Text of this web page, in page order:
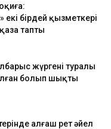
бірдей қызметкері
тапты
жүргені туралы
болып шықты
алғаш рет әйел